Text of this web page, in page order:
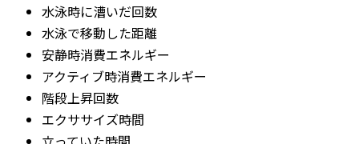
水泳時に漕いだ回数
水泳で移動した距離
安静時消費エネルギー
アクティブ時消費エネルギー
階段上昇回数
エクササイズ時間